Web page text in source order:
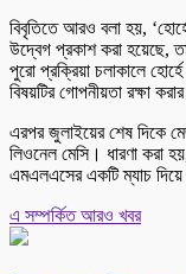
বিবৃতিতে আরও বলা হয়,
উদ্বেগ প্রকাশ করা হয়েছে,
পুরো প্রক্রিয়া চলাকালে
বিষয়টির গোপনীয়তা রক্ষা
এরপর জুলাইয়ের শেষ দিকে
লিওনেল মেসি। ধারণা করা
এমএলএসের একটি ম্যাচ দিয়ে
এ সম্পর্কিত আরও খবর